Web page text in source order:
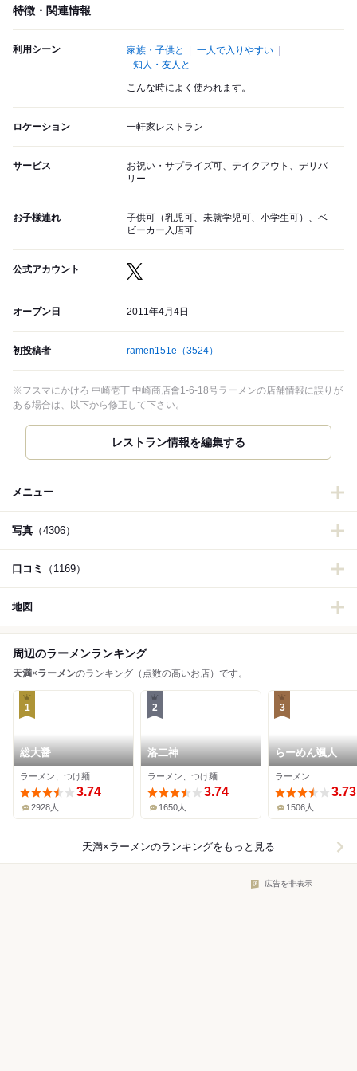
特徴・関連情報
利用シーン 家族・子供と
一人で入りやすい
知人・友人と
こんな時によく使われます。
ロケーション 一軒家レストラン
サービス
お祝い・サプライズ可、テイクアウト、デリバ
リー
お子様連れ
子供可（乳児可、未就学児可、小学生可）、ベ
ビーカー入店可
公式アカウント
オープン日 2011年4月4日
初投稿者 ramen151e （3524）
※フスマにかけろ 中崎壱丁 中崎商店會1-6-18号ラーメンの店舗情報に誤りが
ある場合は、以下から修正して下さい。
レストラン情報を編集する
メニュー
写真 （4306）
口コミ （1169）
地図
周辺のラーメンランキング
天満×ラーメンのランキング（点数の高いお店）です。
1
総大醤
ラーメン、つけ麺
3.74
2928人
2
洛二神
ラーメン、つけ麺
3.74
1650人
3
らーめん颯人
ラーメン
3.73
1506人
天満×ラーメンのランキングをもっと見る
広告を非表示